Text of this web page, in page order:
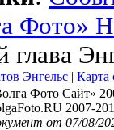
Фото»
Энгельс | Карта
Фото Сайт»
2007-
от 07/08/